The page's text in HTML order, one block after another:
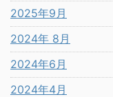
2025年9月
2024年 8月
2024年6月
2024年4月